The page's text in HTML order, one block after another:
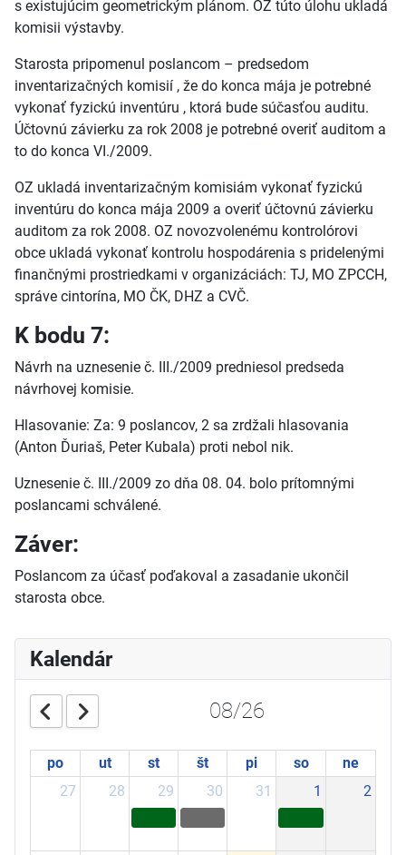
s existujúcim geometrickým plánom. OZ túto úlohu ukladá
komisii výstavby.
Starosta pripomenul poslancom – predsedom
inventarizačných komisií , že do konca mája je potrebné
vykonať fyzickú inventúru , ktorá bude súčasťou auditu.
Účtovnú závierku za rok 2008 je potrebné overiť auditom a
to do konca VI./2009.
OZ ukladá inventarizačným komisiám vykonať fyzickú
inventúru do konca mája 2009 a overiť účtovnú závierku
auditom za rok 2008. OZ novozvolenému kontrolórovi
obce ukladá vykonať kontrolu hospodárenia s pridelenými
finančnými prostriedkami v organizáciách: TJ, MO ZPCCH,
správe cintorína, MO ČK, DHZ a CVČ.
K bodu 7:
Návrh na uznesenie č. III./2009 predniesol predseda
návrhovej komisie.
Hlasovanie: Za: 9 poslancov, 2 sa zrdžali hlasovania
(Anton Ďuriaš, Peter Kubala) proti nebol nik.
Uznesenie č. III./2009 zo dňa 08. 04. bolo prítomnými
poslancami schválené.
Záver:
Poslancom za účasť poďakoval a zasadanie ukončil
starosta obce.
Kalendár
08/26
po ut st št pi so
ne
27
28 29 30 31 1 2